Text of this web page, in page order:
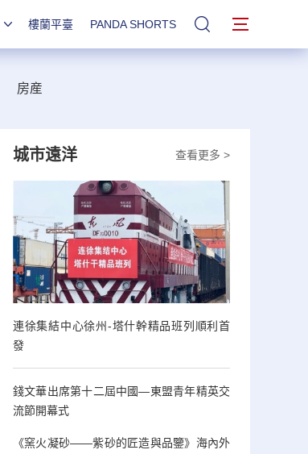
樓蘭平臺 PANDA SHORTS 站內搜索
房産
查看更多 >
城市遠洋
連徐集結中心徐州-塔什幹精品班列順利首
發
錢文華出席第十二屆中國—東盟青年精英交
流節開幕式
《窯火凝砂——紫砂的匠造與品鑒》海內外